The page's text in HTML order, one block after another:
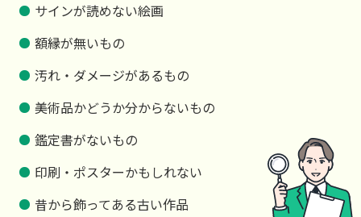
サインが読めない絵画
額縁が無いもの
汚れ・ダメージがあるもの
美術品かどうか分からないもの
鑑定書がないもの
印刷・ポスターかもしれない
昔から飾ってある古い作品